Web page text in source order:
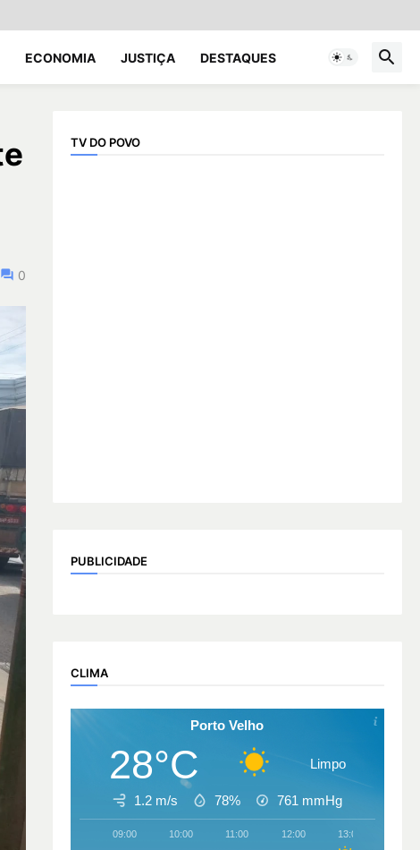
ECONOMIA JUSTIÇA DESTAQUES
0
TV DO POVO
PUBLICIDADE
CLIMA
Porto Velho
28°C Limpo
1.2 m/s 78% 761 mmHg
09:00 10:00 11:00 12:00 13:00